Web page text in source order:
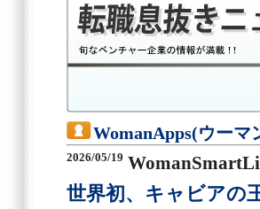
WomanApps(ウーマ
2026/05/19
世界初、キャビアの